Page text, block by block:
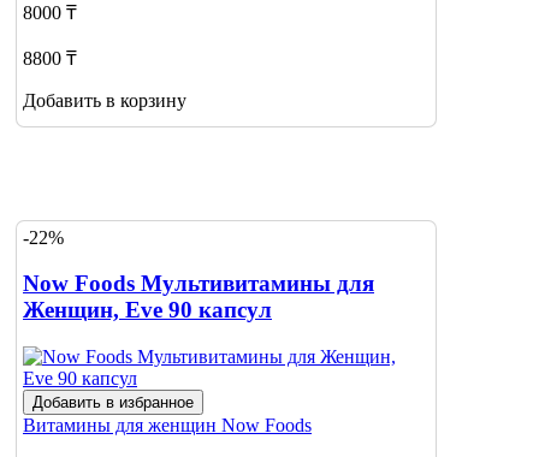
8000 ₸
8800 ₸
Добавить в корзину
-22%
Now Foods Мультивитамины для
Женщин, Eve 90 капсул
Добавить в избранное
Витамины для женщин Now Foods